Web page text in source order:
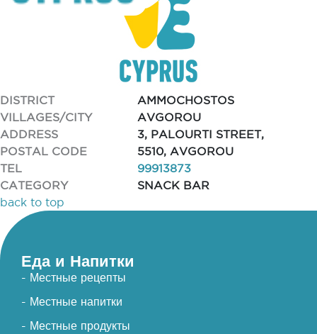
DISTRICT
AMMOCHOSTOS
VILLAGES/CITY
AVGOROU
ADDRESS
3, PALOURTI STREET,
POSTAL CODE
5510, AVGOROU
TEL
99913873
CATEGORY
SNACK BAR
back to top
Еда и Напитки
- Местные рецепты
- Местные напитки
- Местные продукты